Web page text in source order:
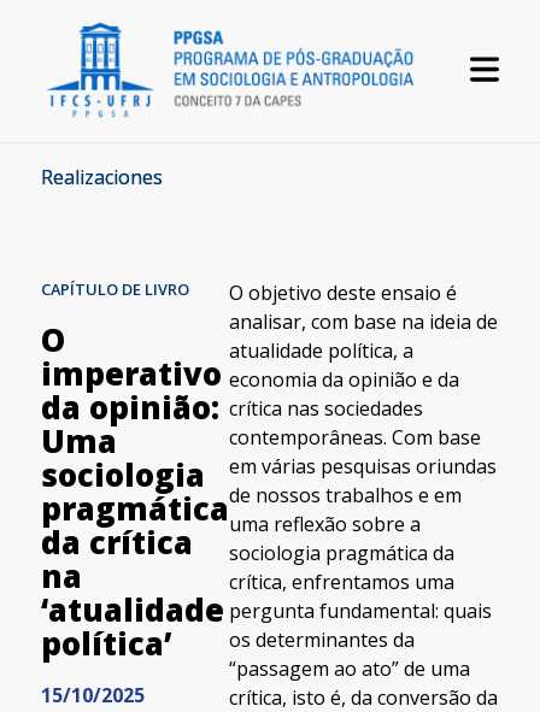
Realizaciones
CAPÍTULO DE LIVRO
O
imperativo
da opinião:
Uma
sociologia
pragmática
da crítica
na
‘atualidade
política’
15/10/2025
O objetivo deste ensaio é
analisar, com base na ideia de
atualidade política, a
economia da opinião e da
crítica nas sociedades
contemporâneas. Com base
em várias pesquisas oriundas
de nossos trabalhos e em
uma reflexão sobre a
sociologia pragmática da
crítica, enfrentamos uma
pergunta fundamental: quais
os determinantes da
“passagem ao ato” de uma
crítica, isto é, da conversão da